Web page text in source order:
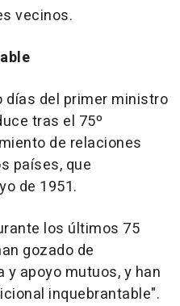
vecinos.
del primer ministro
tras el 75º
de relaciones
países, que
de 1951.
los últimos 75
gozado de
apoyo mutuos, y han
inquebrantable".